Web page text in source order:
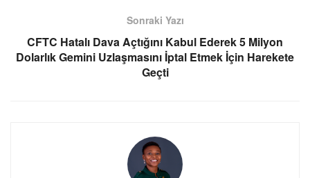
Sonraki Yazı
CFTC Hatalı Dava Açtığını Kabul Ederek 5 Milyon
Dolarlık Gemini Uzlaşmasını İptal Etmek İçin Harekete
Geçti